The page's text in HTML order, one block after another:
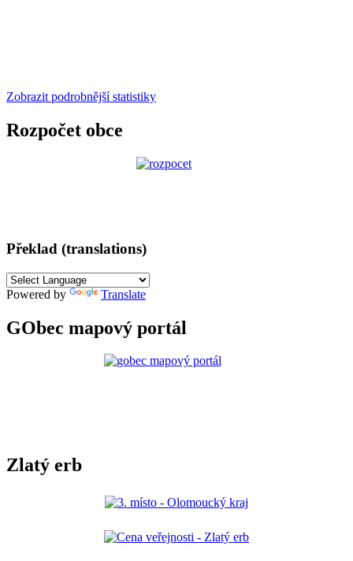
Zobrazit podrobnější statistiky
Rozpočet obce
Překlad (translations)
Powered by Translate
GObec mapový portál
Zlatý erb